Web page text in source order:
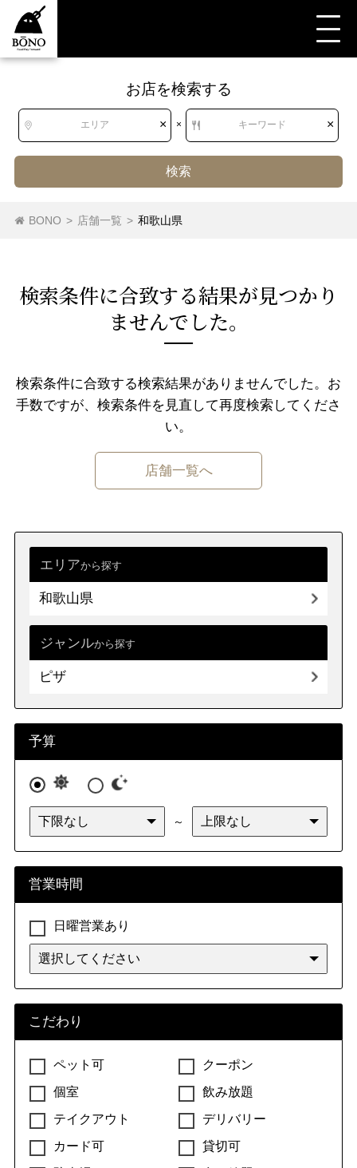
お店を検索する
エリア × × キーワード ×
検索
BONO > 店舗一覧 > 和歌山県
エリアから探す
和歌山県
すべて 和歌山県
北海道 北海道
山形県 福島県
栃木県
山梨県 長野県 岐阜県
愛知県
兵庫県
中国 広島県
山口県
四国 高知県
九州・沖縄 福岡県 佐賀県 長崎県 熊本県
大分県 宮崎県 鹿児島県
沖縄県
ジャンルから探す
ピザ
すべて 洋食・西洋料理 パスタ・ピザ ピザ
パスタ ピザ
予算
～
営業時間
日曜営業あり
こだわり
ペット可
クーポン
個室
飲み放題
テイクアウト
デリバリー
カード可
貸切可
検索条件に合致する結果が⾒つかり
ませんでした。
検索条件に合致する検索結果がありませんでした。 お
手数ですが、検索条件を⾒直して再度検索してくださ
い。
店舗一覧へ